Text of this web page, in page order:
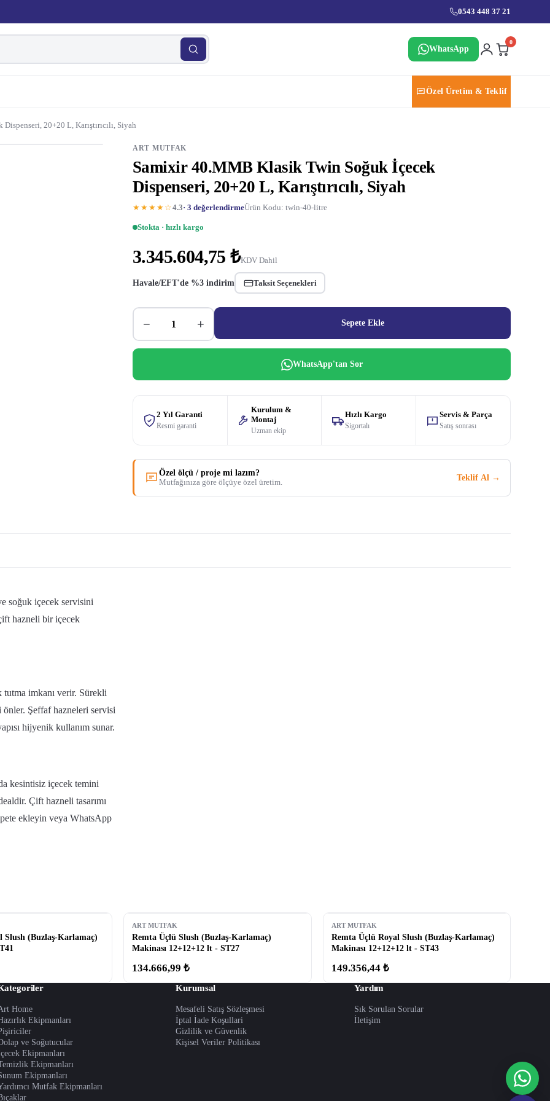
0543 448 37 21
WhatsApp
0
Özel Üretim & Teklif
20+20 L, Karıştırıcılı, Siyah
ART MUTFAK
Samixir 40.MMB Klasik Twin Soğuk İçecek
Dispenseri, 20+20 L, Karıştırıcılı, Siyah
★★★★☆4.3· 3 değerlendirmeÜrün Kodu: twin-40-litre
Stokta · hızlı kargo
3.345.604,75 ₺KDV Dahil
Havale/EFT'de %3 indirim Taksit Seçenekleri
− + Sepete Ekle
WhatsApp'tan Sor
2 Yıl Garanti
Resmi garanti
Kurulum &
Montaj
Uzman ekip
Hızlı Kargo
Sigortalı
Servis & Parça
Satış sonrası
Özel ölçü / proje mi lazım?
Mutfağınıza göre ölçüye özel üretim.
Teklif Al →
soğuk içecek servisini
hazneli bir içecek
tutma imkanı verir. Sürekli
Şeffaf hazneleri servisi
hijyenik kullanım sunar.
kesintisiz içecek temini
Çift hazneli tasarımı
ekleyin veya WhatsApp
Slush (Buzlaş-Karlamaç)
ART MUTFAK
Remta Üçlü Slush (Buzlaş-Karlamaç)
Makinası 12+12+12 lt - ST27
134.666,99 ₺
ART MUTFAK
Remta Üçlü Royal Slush (Buzlaş-Karlamaç)
Makinası 12+12+12 lt - ST43
149.356,44 ₺
Home
Ekipmanları
ve Soğutucular
Ekipmanları
Ekipmanları
Ekipmanları
Mutfak Ekipmanları
Kurumsal
Mesafeli Satış Sözleşmesi
İptal İade Koşullari
Gizlilik ve Güvenlik
Kişisel Veriler Politikası
Yardım
Sık Sorulan Sorular
İletişim